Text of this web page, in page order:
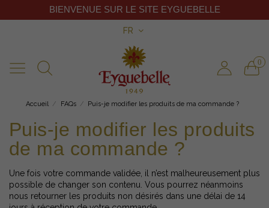
FR
0
BIENVENUE SUR LE SITE EYGUEBELLE
Accueil FAQs Puis-je modifier les produits de ma commande ?
Puis-je modifier les produits
de ma commande ?
Une fois votre commande validée, il n’est malheureusement plus
possible de changer son contenu. Vous pourrez néanmoins
nous retourner les produits non désirés dans une délai de 14